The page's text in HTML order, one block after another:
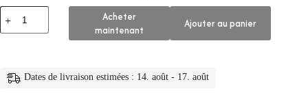
quantité
de
👁️
en
Vison
Acheter
maintenant
Ajouter au panier
Dates de livraison estimées : 14. août - 17. août